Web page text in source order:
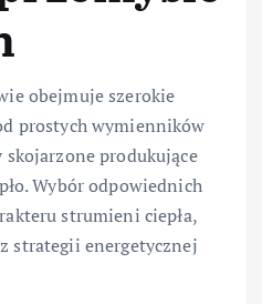
obejmuje szerokie
prostych wymienników
skojarzone produkujące
Wybór odpowiednich
strumieni ciepła,
strategii energetycznej